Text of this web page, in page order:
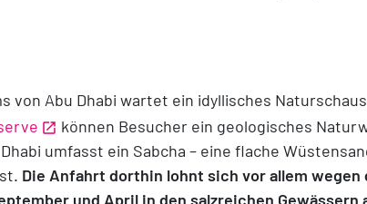
von Abu Dhabi wartet ein idyllisches
können Besucher ein geologisches
umfasst ein Sabcha – eine flache
Die Anfahrt dorthin lohnt sich vor allem wegen
und April in den salzreichen Gewässern